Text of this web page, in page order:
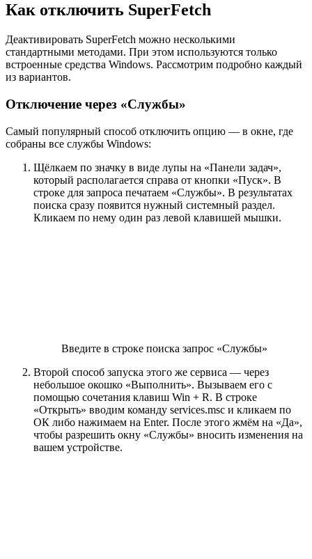
Как отключить SuperFetch
Деактивировать SuperFetch можно несколькими
стандартными методами. При этом используются только
встроенные средства Windows. Рассмотрим подробно каждый
из вариантов.
Отключение через «Службы»
Самый популярный способ отключить опцию — в окне, где
собраны все службы Windows:
Щёлкаем по значку в виде лупы на «Панели задач»,
который располагается справа от кнопки «Пуск». В
строке для запроса печатаем «Службы». В результатах
поиска сразу появится нужный системный раздел.
Кликаем по нему один раз левой клавишей мышки.
Введите в строке поиска запрос «Службы»
Второй способ запуска этого же сервиса — через
небольшое окошко «Выполнить». Вызываем его с
помощью сочетания клавиш Win + R. В строке
«Открыть» вводим команду services.msc и кликаем по
ОК либо нажимаем на Enter. После этого жмём на «Да»,
чтобы разрешить окну «Службы» вносить изменения на
вашем устройстве.